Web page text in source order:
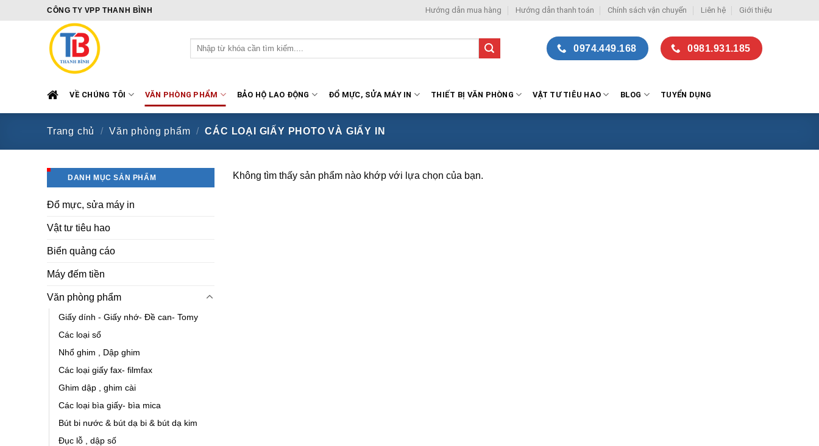
CÔNG TY VPP THANH BÌNH Hướng dẫn mua hàng Hướng dẫn thanh toán Chính sách vận chuyển Liên hệ Giới thiệu
Tìm
kiếm:
0974.449.168 0981.931.185
VỀ CHÚNG TÔI VĂN PHÒNG PHẨM BẢO HỘ LAO ĐỘNG ĐỔ MỰC, SỬA MÁY IN THIẾT BỊ VĂN PHÒNG VẬT TƯ TIÊU HAO BLOG TUYỂN DỤNG
Trang chủ / Văn phòng phẩm / CÁC LOẠI GIẤY PHOTO VÀ GIẤY IN
DANH MỤC SẢN PHẨM
Đổ mực, sửa máy in
Vật tư tiêu hao
Biển quảng cáo
Máy đếm tiền
Văn phòng phẩm
Giấy dính - Giấy nhớ- Đề can- Tomy
Các loại sổ
Nhổ ghim , Dập ghim
Các loại giấy fax- filmfax
Ghim dập , ghim cài
Các loại bìa giấy- bìa mica
Bút bi nước & bút dạ bi & bút dạ kim
Đục lỗ , dập số
Không tìm thấy sản phẩm nào khớp với lựa chọn của bạn.